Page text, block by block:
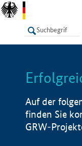
LISTE
Auf der
finden Sie
GRW-